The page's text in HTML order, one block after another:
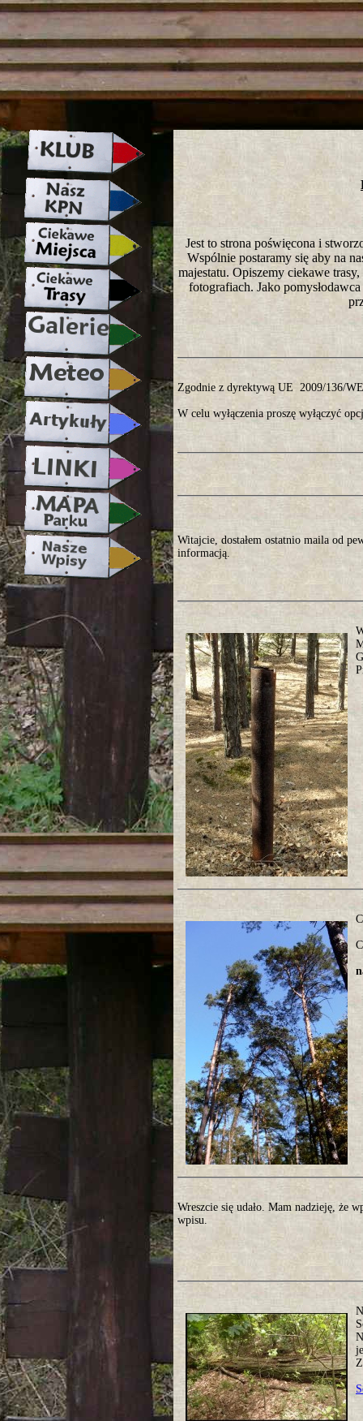
strona w naprawie zapraszamy
Jest to strona poświęcona i
Wspólnie postaramy się aby na
majestatu. Opiszemy ciekawe
fotografiach. Jako
Zgodnie z dyrektywą UE 2009/136/
W celu wyłączenia proszę wyłączyć
Witajcie, dostałem ostatnio maila od
informacją.
Wreszcie się udało. Mam nadzieję, że
wpisu.